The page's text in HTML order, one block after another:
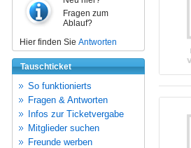
Fragen zum
Ablauf?
Hier finden Sie Antworten
Tauschticket
So funktionierts
Fragen & Antworten
Infos zur Ticketvergabe
Mitglieder suchen
Freunde werben